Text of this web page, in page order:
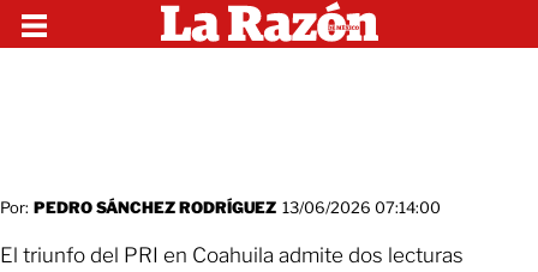
Por: PEDRO SÁNCHEZ RODRÍGUEZ 13/06/2026 07:14:00
El triunfo del PRI en Coahuila admite dos lecturas